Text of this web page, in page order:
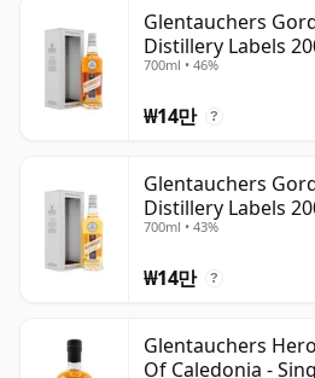
Glentauchers
Distillery Labels
700ml • 46%
₩14만 ?
Glentauchers
Distillery Labels
700ml • 43%
₩14만 ?
Glentauchers
Of Caledonia -